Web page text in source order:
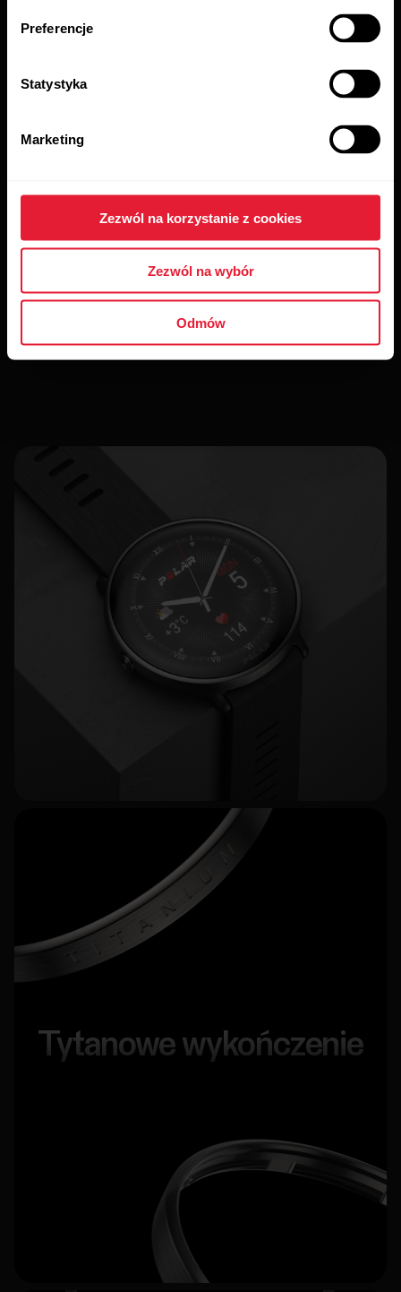
Preferencje
Statystyka
Marketing
Zezwól na korzystanie z cookies
Zezwól na wybór
Odmów
Tytanowe wykończenie